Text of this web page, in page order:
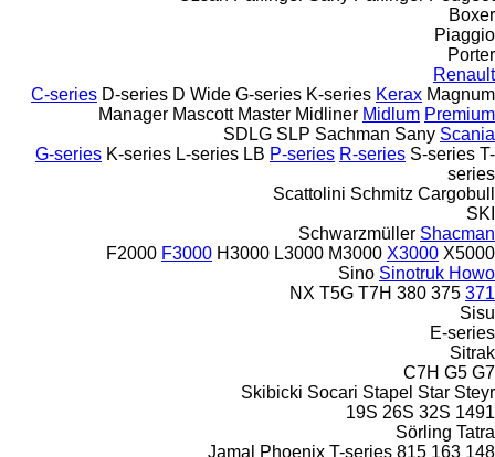
Boxer
Piaggio
Porter
Renault
C-series D-series D Wide G-series K-series Kerax Magnum
Manager Mascott Master Midliner Midlum Premium
SDLG SLP Sachman Sany Scania
G-series K-series L-series LB P-series R-series S-series T-
series
Scattolini Schmitz Cargobull
SKI
Schwarzmüller Shacman
F2000 F3000 H3000 L3000 M3000 X3000 X5000
Sino Sinotruk Howo
371
375
380
NX T5G T7H
Sisu
E-series
Sitrak
C7H G5 G7
Skibicki Socari Stapel Star Steyr
19S 26S 32S 1491
Sörling Tatra
148
163
815
Jamal Phoenix T-series